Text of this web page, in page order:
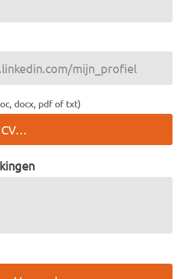
docx, pdf of txt)